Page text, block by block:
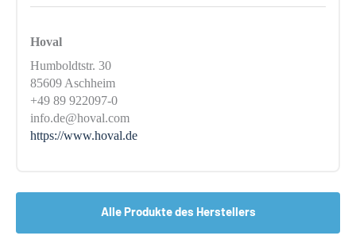
Hoval
Humboldtstr. 30
85609 Aschheim
+49 89 922097-0
info.de@hoval.com
https://www.hoval.de
Alle Produkte des Herstellers